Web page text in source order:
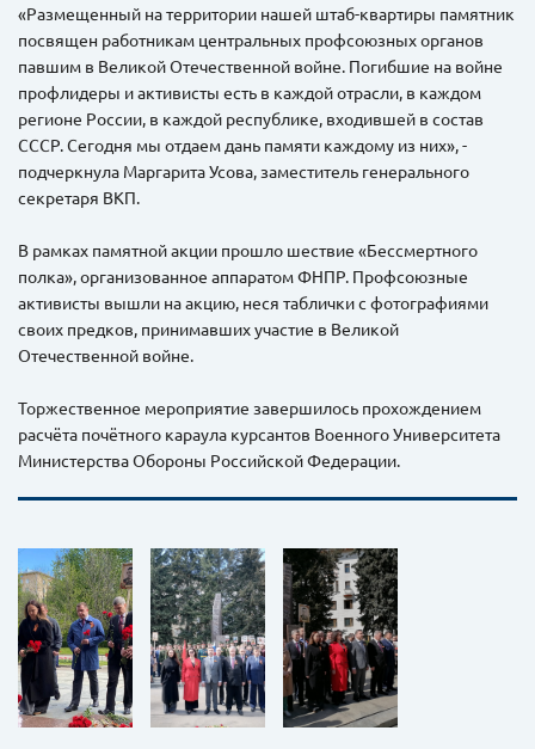
«Размещенный на территории нашей штаб-квартиры памятник
посвящен работникам центральных профсоюзных органов
павшим в Великой Отечественной войне. Погибшие на войне
профлидеры и активисты есть в каждой отрасли, в каждом
регионе России, в каждой республике, входившей в состав
СССР. Сегодня мы отдаем дань памяти каждому из них», -
подчеркнула Маргарита Усова, заместитель генерального
секретаря ВКП.
В рамках памятной акции прошло шествие «Бессмертного
полка», организованное аппаратом ФНПР. Профсоюзные
активисты вышли на акцию, неся таблички с фотографиями
своих предков, принимавших участие в Великой
Отечественной войне.
Торжественное мероприятие завершилось прохождением
расчёта почётного караула курсантов Военного Университета
Министерства Обороны Российской Федерации.